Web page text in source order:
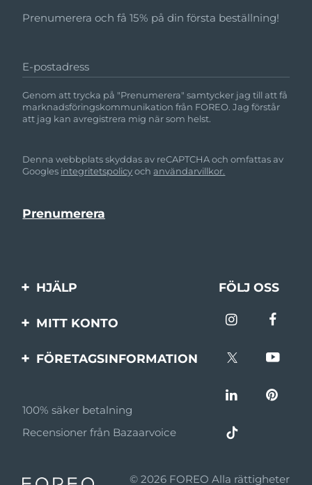
Prenumerera och få 15% på din första beställning!
E-postadress
Genom att trycka på "Prenumerera" samtycker jag till att få
marknadsföringskommunikation från FOREO. Jag förstår
att jag kan avregistrera mig när som helst.
Denna webbplats skyddas av reCAPTCHA och omfattas av
Googles integritetspolicyochanvändarvillkor.
HJÄLP
Kontakta oss
FÖLJ OSS
MITT KONTO
Produktregistrering
FÖRETAGSINFORMATION
Affiliateprogram
Affiliate-nyheter
100% säker betalning
Recensioner från Bazaarvoice
© 2026 FOREO Alla rättigheter